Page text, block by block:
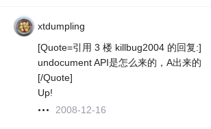
xtdumpling
[Quote=引用 3 楼 killbug2004 的回复:]
undocument API是怎么来的，A出来的
[/Quote]
Up!
2008-12-16